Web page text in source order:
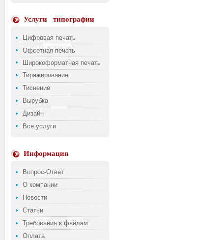
Услуги типографии
Цифровая печать
Офсетная печать
Широкоформатная печать
Тиражирование
Тиснение
Вырубка
Дизайн
Все услуги
Информация
Вопрос-Ответ
О компании
Новости
Статьи
Требования к файлам
Оплата